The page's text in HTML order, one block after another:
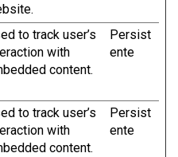
to track user’s
with
content.
Persist
ente
to track user’s
with
content.
Persist
ente